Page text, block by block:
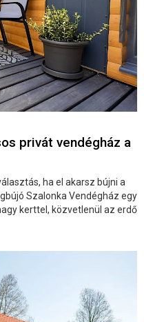
privát vendégház a
ha el akarsz bújni a
Szalonka Vendégház egy
kerttel, közvetlenül az erdő